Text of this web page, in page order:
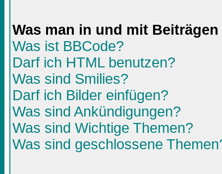
Was man in und mit
Was ist BBCode?
Darf ich HTML benutzen?
Was sind Smilies?
Darf ich Bilder einfügen?
Was sind Ankündigungen?
Was sind Wichtige Themen?
Was sind geschlossene